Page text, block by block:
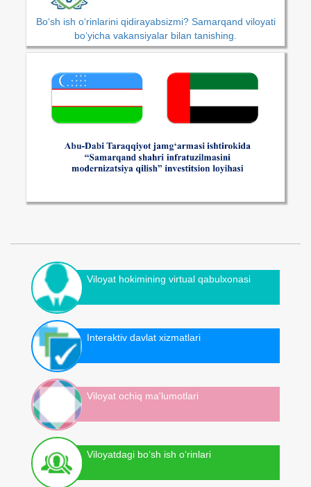
Bo‘sh ish o‘rinlarini qidirayabsizmi? Samarqand viloyati
bo‘yicha vakansiyalar bilan tanishing.
Viloyat hokimining virtual qabulxonasi
Interaktiv davlat xizmatlari
Viloyat ochiq ma'lumotlari
Viloyatdagi bo‘sh ish o‘rinlari